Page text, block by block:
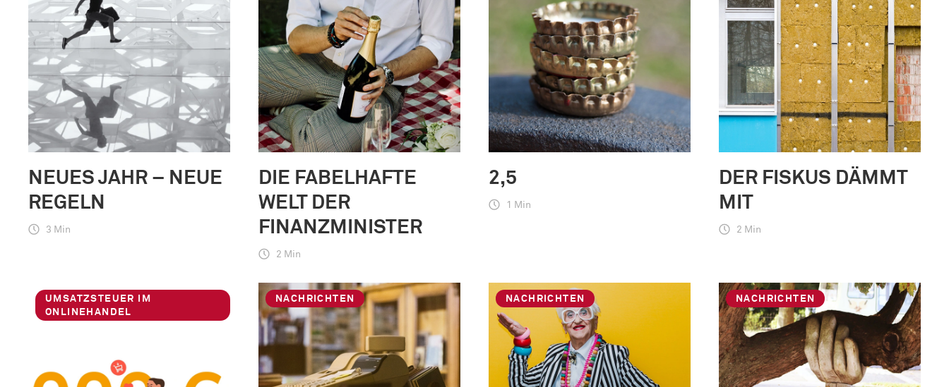
NEUES JAHR – NEUE
REGELN
3 Min
DIE FABELHAFTE
WELT DER
FINANZMINISTER
2 Min
2,5
1 Min
DER FISKUS DÄMMT
MIT
2 Min
UMSATZSTEUER IM
ONLINEHANDEL
NACHRICHTEN NACHRICHTEN NACHRICHTEN